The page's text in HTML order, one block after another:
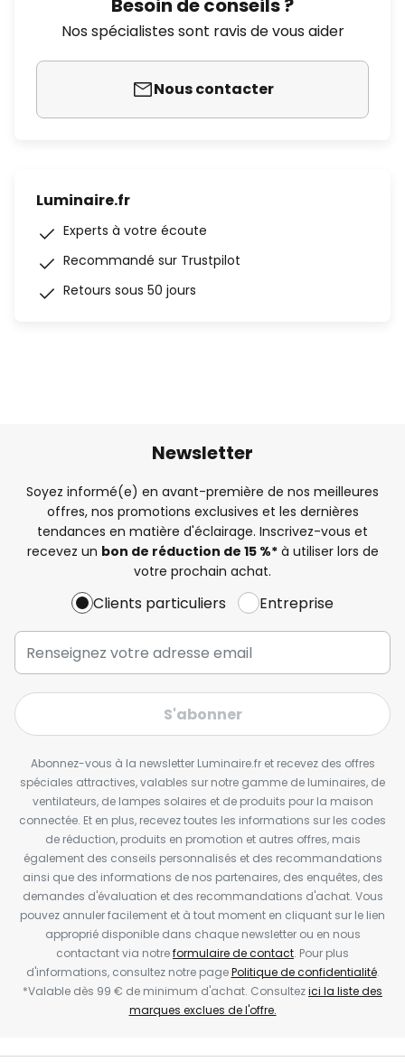
Besoin de conseils ?
Nos spécialistes sont ravis de vous aider
Nous contacter
Luminaire.fr
Experts à votre écoute
Recommandé sur Trustpilot
Retours sous 50 jours
Newsletter
Soyez informé(e) en avant-première de nos meilleures
offres, nos promotions exclusives et les dernières
tendances en matière d'éclairage. Inscrivez-vous et
recevez un bon de réduction de 15 %*à utiliser lors de
votre prochain achat.
Clients particuliers Entreprise
S'abonner
Abonnez-vous à la newsletter Luminaire.fr et recevez des offres
spéciales attractives, valables sur notre gamme de luminaires, de
ventilateurs, de lampes solaires et de produits pour la maison
connectée. Et en plus, recevez toutes les informations sur les codes
de réduction, produits en promotion et autres offres, mais
également des conseils personnalisés et des recommandations
ainsi que des informations de nos partenaires, des enquêtes, des
demandes d'évaluation et des recommandations d'achat. Vous
pouvez annuler facilement et à tout moment en cliquant sur le lien
approprié disponible dans chaque newsletter ou en nous
contactant via notreformulaire de contact. Pour plus
d'informations, consultez notre pagePolitique de confidentialité.
*Valable dès 99 € de minimum d'achat. Consultezici la liste des
marques exclues de l'offre.